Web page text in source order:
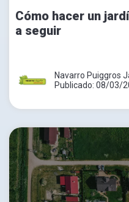
Cómo hacer un
a seguir
Navarro Puiggros
Publicado: 08/03/